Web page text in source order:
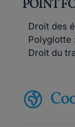
POINT
Droit des
Polyglotte
Droit du